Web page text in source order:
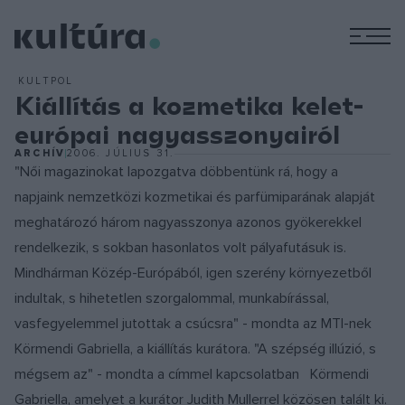
KULTPOL
Kiállítás a kozmetika kelet-
európai nagyasszonyairól
ARCHÍV2006. JÚLIUS 31.
"Női magazinokat lapozgatva döbbentünk rá, hogy a
napjaink nemzetközi kozmetikai és parfümiparának alapját
meghatározó három nagyasszonya azonos gyökerekkel
rendelkezik, s sokban hasonlatos volt pályafutásuk is.
Mindhárman Közép-Európából, igen szerény környezetből
indultak, s hihetetlen szorgalommal, munkabírással,
vasfegyelemmel jutottak a csúcsra" - mondta az MTI-nek
Körmendi Gabriella, a kiállítás kurátora. "A szépség illúzió, s
mégsem az" - mondta a címmel kapcsolatban Körmendi
Gabriella, amelyet a kurátor Judith Mullerrel közösen talált ki.